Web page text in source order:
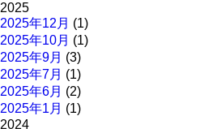
2025
2025年12月 (1)
2025年10月 (1)
2025年9月 (3)
2025年7月 (1)
2025年6月 (2)
2025年1月 (1)
2024